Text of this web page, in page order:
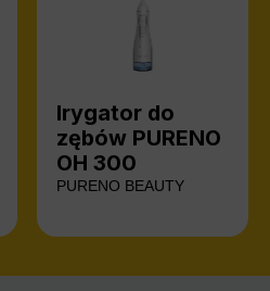
Irygator do
zębów PURENO
OH 300
PURENO BEAUTY